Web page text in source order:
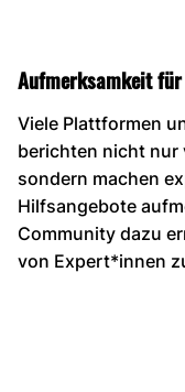
Aufmerksamkeit
Viele Plattformen
berichten nicht nur
sondern machen
Hilfsangebote
Community dazu
von Expert*innen